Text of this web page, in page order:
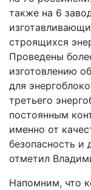
также на 6
строящихся
Проведены
изготовлению
для
третьего
постоянным
именно от
безопасность и
отметил
Напомним, что